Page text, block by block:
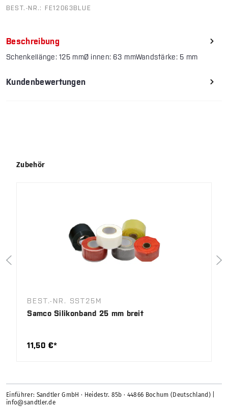
BEST.-NR.: FE12063BLUE
Beschreibung
Schenkellänge: 125 mmØ innen: 63 mmWandstärke: 5 mm
Kundenbewertungen
Produktgalerie überspringen
Zubehör
BEST.-NR. SST25M
Samco Silikonband 25 mm breit
11,50 €*
Einführer: Sandtler GmbH · Heidestr. 85b · 44866 Bochum (Deutschland) |
info@sandtler.de